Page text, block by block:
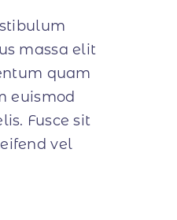
massa elit
quam
euismod
Fusce sit
vel